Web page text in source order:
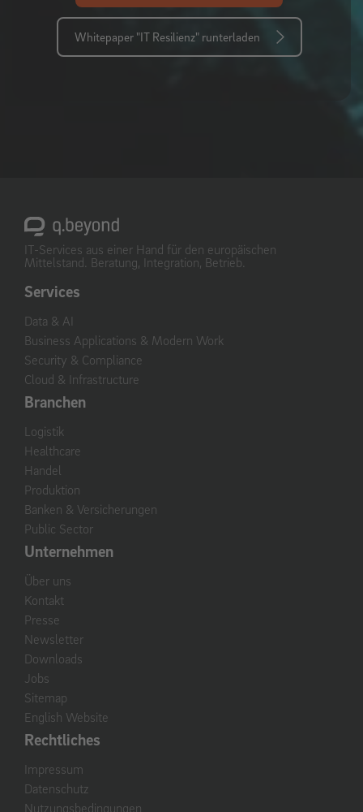
Whitepaper "IT Resilienz" runterladen
IT-Services aus einer Hand für den europäischen
Mittelstand. Beratung, Integration, Betrieb.
Services
Data & AI
Business Applications & Modern Work
Security & Compliance
Cloud & Infrastructure
Branchen
Logistik
Healthcare
Handel
Produktion
Banken & Versicherungen
Public Sector
Unternehmen
Über uns
Kontakt
Presse
Newsletter
Downloads
Jobs
Sitemap
English Website
Rechtliches
Impressum
Datenschutz
Nutzungsbedingungen